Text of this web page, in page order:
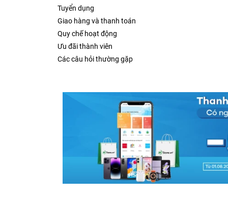
Tuyển dụng
Giao hàng và thanh toán
Quy chế hoạt động
Ưu đãi thành viên
Các câu hỏi thường gặp